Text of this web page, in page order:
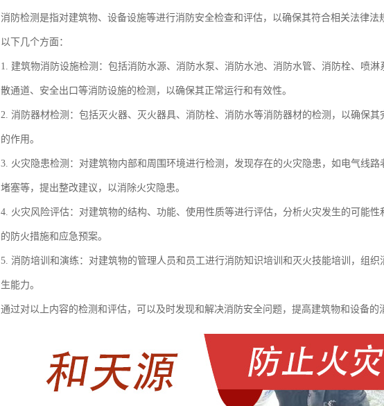
消防检测是指对建筑物、设备设施等进行消防安全检查和评估，以确保其符合相关法律
以下几个方面：
1. 建筑物消防设施检测：包括消防水源、消防水泵、消防水池、消防水管、消防栓、喷
散通道、安全出口等消防设施的检测，以确保其正常运行和有效性。
2. 消防器材检测：包括灭火器、灭火器具、消防栓、消防水等消防器材的检测，以确保
的作用。
3. 火灾隐患检测：对建筑物内部和周围环境进行检测，发现存在的火灾隐患，如电气线
堵塞等，提出整改建议，以消除火灾隐患。
4. 火灾风险评估：对建筑物的结构、功能、使用性质等进行评估，分析火灾发生的可能
的防火措施和应急预案。
5. 消防培训和演练：对建筑物的管理人员和员工进行消防知识培训和灭火技能培训，组
生能力。
通过对以上内容的检测和评估，可以及时发现和解决消防安全问题，提高建筑物和设备的